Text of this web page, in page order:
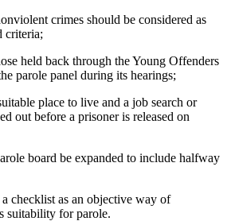
crimes should be considered as
criteria;
held back through the Young Offenders
parole panel during its hearings;
place to live and a job search or
out before a prisoner is released on
board be expanded to include halfway
checklist as an objective way of
suitability for parole.